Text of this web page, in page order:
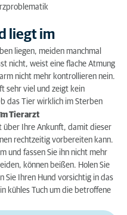
liegt im
liegen, meiden manchmal
nicht, weist eine flache Atmung
nicht mehr kontrollieren nein.
sehr viel und zeigt kein
das Tier wirklich im Sterben
Tierarzt
über Ihre Ankunft, damit dieser
rechtzeitig vorbereiten kann.
und fassen Sie ihn nicht mehr
können beißen. Holen Sie
Sie Ihren Hund vorsichtig in das
kühles Tuch um die betroffene